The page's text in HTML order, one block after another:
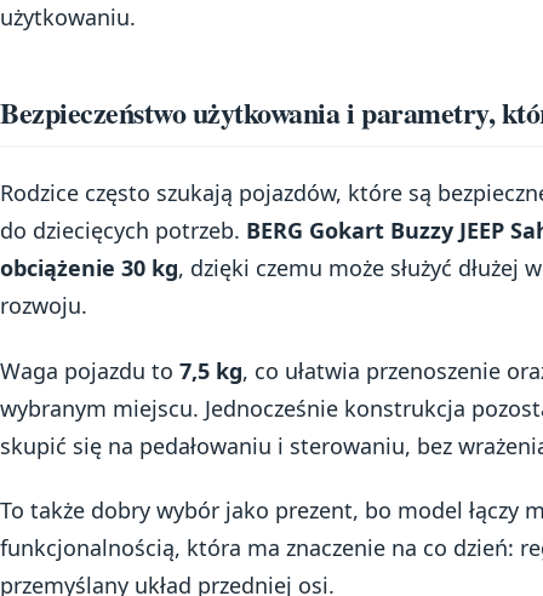
użytkowaniu.
Bezpieczeństwo użytkowania i parametry,
Rodzice często szukają pojazdów, które są
do dziecięcych potrzeb. BERG Gokart Buzzy JEEP
obciążenie 30 kg, dzięki czemu może służyć dłużej
rozwoju.
Waga pojazdu to 7,5 kg, co ułatwia przenoszenie
wybranym miejscu. Jednocześnie konstrukcja
skupić się na pedałowaniu i sterowaniu, bez
To także dobry wybór jako prezent, bo model łączy
funkcjonalnością, która ma znaczenie na co dzień:
przemyślany układ przedniej osi.